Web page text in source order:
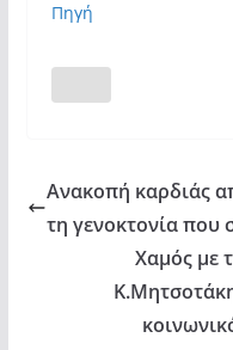
Πηγή
Ανακοπή καρδιάς
τη γενοκτονία που
Χαμός με